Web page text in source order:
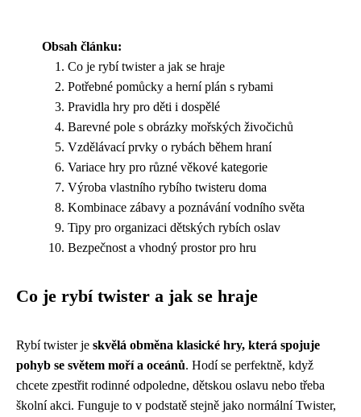
Obsah článku:
Co je rybí twister a jak se hraje
Potřebné pomůcky a herní plán s rybami
Pravidla hry pro děti i dospělé
Barevné pole s obrázky mořských živočichů
Vzdělávací prvky o rybách během hraní
Variace hry pro různé věkové kategorie
Výroba vlastního rybího twisteru doma
Kombinace zábavy a poznávání vodního světa
Tipy pro organizaci dětských rybích oslav
Bezpečnost a vhodný prostor pro hru
Co je rybí twister a jak se hraje
Rybí twister je skvělá obměna klasické hry, která spojuje
pohyb se světem moří a oceánů. Hodí se perfektně, když
chcete zpestřit rodinné odpoledne, dětskou oslavu nebo třeba
školní akci. Funguje to v podstatě stejně jako normální Twister,